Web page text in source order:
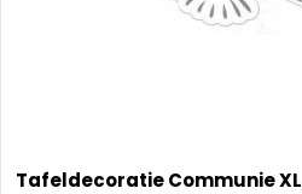
Tafeldecoratie Communie XL